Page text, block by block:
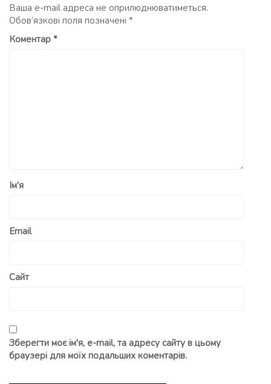
Ваша e-mail адреса не оприлюднюватиметься.
Обов’язкові поля позначені *
Коментар *
Ім'я
Email
Сайт
Зберегти моє ім'я, e-mail, та адресу сайту в цьому
браузері для моїх подальших коментарів.